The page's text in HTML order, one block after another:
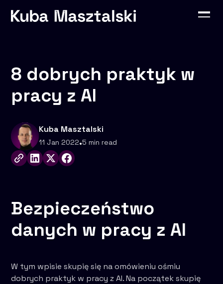
8 dobrych praktyk w
pracy z AI
Kuba Masztalski
11 Jan 2022•5 min read
Bezpieczeństwo
danych w pracy z AI
W tym wpisie skupię się na omówieniu ośmiu
dobrych praktyk w pracy z AI. Na początek skupię